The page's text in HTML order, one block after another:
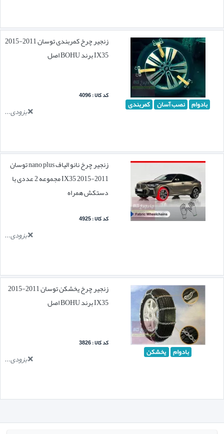
بادوام نصب آسان کمربندی
زنجیر چرخ کمربندی توسان 2011-2015
IX35 برند BOHU اصل
کد کالا : 4096
بزودی...
زنجیر چرخ نانو الیاف nano plus توسان
2011-2015 IX35 مجموعه 2 عددی با
دستکش همراه
کد کالا : 4925
بزودی...
بادوام یخشکن
زنجیر چرخ یخشکن توسان 2011-2015
IX35 برند BOHU اصل
کد کالا : 3826
بزودی...